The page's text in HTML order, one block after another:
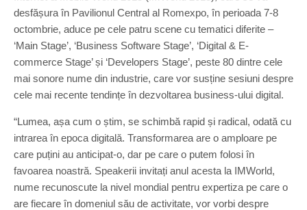
desfășura în Pavilionul Central al Romexpo, în perioada 7-8
octombrie, aduce pe cele patru scene cu tematici diferite –
‘Main Stage’, ‘Business Software Stage’, ‘Digital & E-
commerce Stage’ și ‘Developers Stage’, peste 80 dintre cele
mai sonore nume din industrie, care vor susține sesiuni despre
cele mai recente tendințe în dezvoltarea business-ului digital.
“Lumea, așa cum o știm, se schimbă rapid și radical, odată cu
intrarea în epoca digitală. Transformarea are o amploare pe
care puțini au anticipat-o, dar pe care o putem folosi în
favoarea noastră. Speakerii invitați anul acesta la IMWorld,
nume recunoscute la nivel mondial pentru expertiza pe care o
are fiecare în domeniul său de activitate, vor vorbi despre